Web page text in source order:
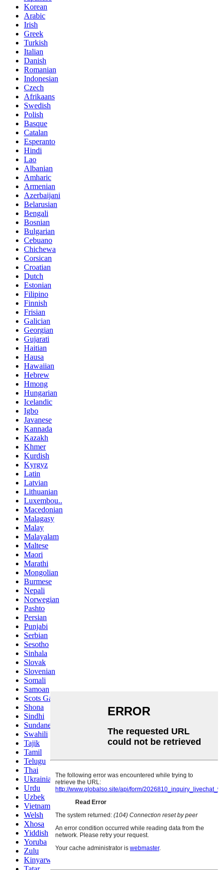
Korean
Arabic
Irish
Greek
Turkish
Italian
Danish
Romanian
Indonesian
Czech
Afrikaans
Swedish
Polish
Basque
Catalan
Esperanto
Hindi
Lao
Albanian
Amharic
Armenian
Azerbaijani
Belarusian
Bengali
Bosnian
Bulgarian
Cebuano
Chichewa
Corsican
Croatian
Dutch
Estonian
Filipino
Finnish
Frisian
Galician
Georgian
Gujarati
Haitian
Hausa
Hawaiian
Hebrew
Hmong
Hungarian
Icelandic
Igbo
Javanese
Kannada
Kazakh
Khmer
Kurdish
Kyrgyz
Latin
Latvian
Lithuanian
Luxembou..
Macedonian
Malagasy
Malay
Malayalam
Maltese
Maori
Marathi
Mongolian
Burmese
Nepali
Norwegian
Pashto
Persian
Punjabi
Serbian
Sesotho
Sinhala
Slovak
Slovenian
Somali
Samoan
Scots Gaelic
Shona
Sindhi
Sundanese
Swahili
Tajik
Tamil
Telugu
Thai
Ukrainian
Urdu
Uzbek
Vietnamese
Welsh
Xhosa
Yiddish
Yoruba
Zulu
Kinyarwanda